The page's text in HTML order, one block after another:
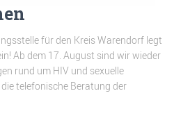
für den Kreis Warendorf legt
Ab dem 17. August sind wir wieder
rund um HIV und sexuelle
telefonische Beratung der